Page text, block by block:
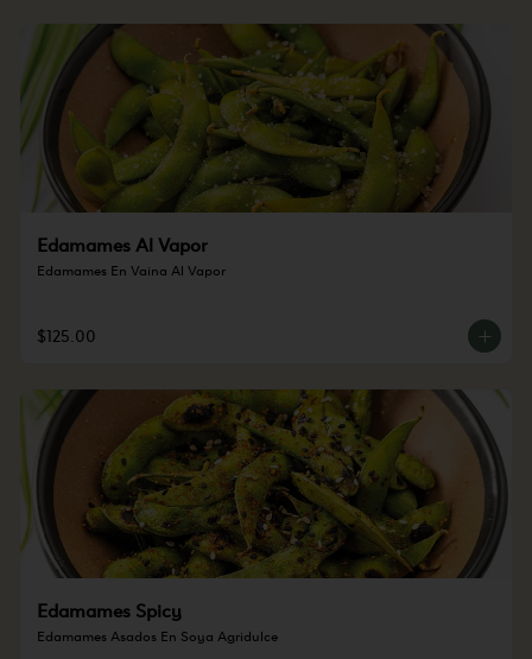
Edamames Al Vapor
Edamames En Vaina Al Vapor
$125.00
Edamames Spicy
Edamames Asados En Soya Agridulce